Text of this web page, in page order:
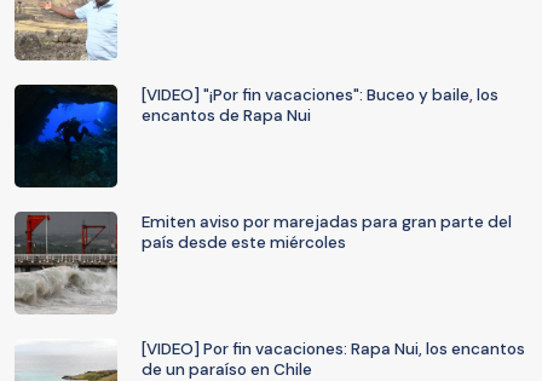
[VIDEO] "¡Por fin vacaciones": Buceo y baile, los
encantos de Rapa Nui
Emiten aviso por marejadas para gran parte del
país desde este miércoles
[VIDEO] Por fin vacaciones: Rapa Nui, los encantos
de un paraíso en Chile